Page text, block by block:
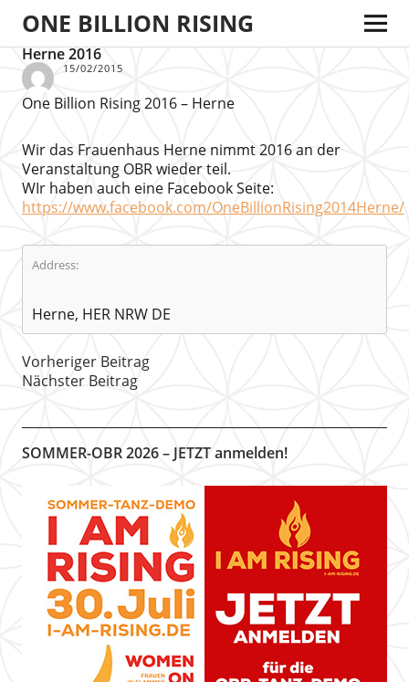
ONE BILLION RISING
Herne 2016
15/02/2015
One Billion Rising 2016 – Herne
Wir das Frauenhaus Herne nimmt 2016 an der
Veranstaltung OBR wieder teil.
WIr haben auch eine Facebook Seite:
https://www.facebook.com/OneBillionRising2014Herne/
Address:
Herne, HER NRW DE
Vorheriger Beitrag
Nächster Beitrag
SOMMER-OBR 2026 – JETZT anmelden!